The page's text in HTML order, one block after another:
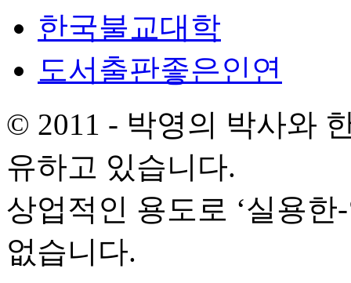
한국불교대학
도서출판좋은인연
© 2011 - 박영의 박사와
유하고 있습니다.
상업적인 용도로 ‘실용
없습니다.